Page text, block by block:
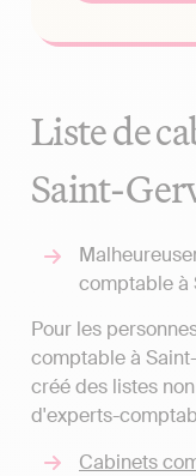
Liste de
Saint-
comptable à
Pour les
comptable à
créé des listes
d'experts-
Cabinets